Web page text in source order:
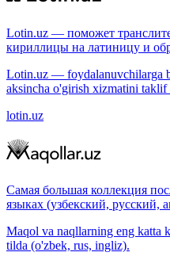
Lotin.uz — поможет
кириллицы на латиницу и
Lotin.uz — foydalanuvchilarga
aksincha o'girish xizmatini taklif
lotin.uz
Самая большая коллекция
языках (узбекский, русский,
Maqol va naqllarning eng katta
tilda (o'zbek, rus, ingliz).